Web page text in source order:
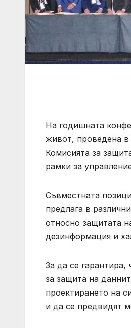
На годишната
живот, проведена в
Комисията за
рамки за
Съвместната
предлага в
относно защитата
дезинформация и
За да се гарантира,
за защита на
проектирането на
и да се предвидят